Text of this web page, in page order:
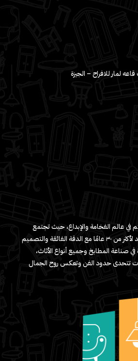
لمار للافراح – الجيزة
في عالم الفخامة والإبداع، حيث تجتمع
الخبرة الطويلة التي تمتد لأكثر من ٣٠ عامًا مع الدقة الفائقة والتصميم
في صناعة المطابخ وجميع أنواع الأثاث،
تتحدى حدود الفن وتعكس روح الجمال